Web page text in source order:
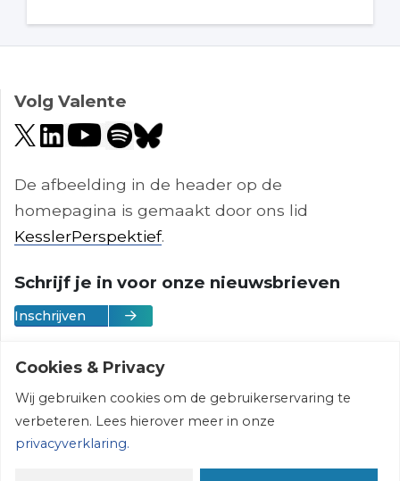
Volg Valente
De afbeelding in de header op de
homepagina is gemaakt door ons lid
KesslerPerspektief.
Schrijf je in voor onze nieuwsbrieven
Inschrijven
Vereniging Valente | © 2026 | All rights
Cookies & Privacy
Wij gebruiken cookies om de gebruikerservaring te
verbeteren. Lees hierover meer in onze
privacyverklaring.